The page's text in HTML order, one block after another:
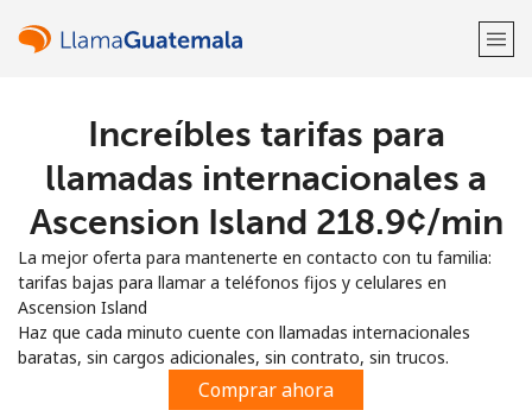
¡Bienvenido!
Regístrate con
Increíbles tarifas para
llamadas internacionales a
Ascension Island ⁦218.9¢⁩/min
La mejor oferta para mantenerte en contacto con tu familia:
tarifas bajas para llamar a teléfonos fijos y celulares en
Ascension Island
Haz que cada minuto cuente con llamadas internacionales
baratas, sin cargos adicionales, sin contrato, sin trucos.
Comprar ahora